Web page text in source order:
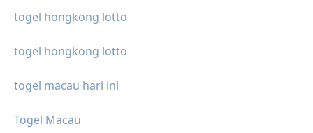
togel hongkong lotto
togel hongkong lotto
togel macau hari ini
Togel Macau